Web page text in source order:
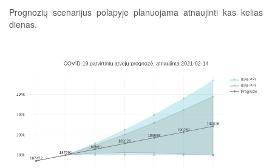
Prognozių scenarijus polapyje planuojama atnaujinti kas kelias
dienas.